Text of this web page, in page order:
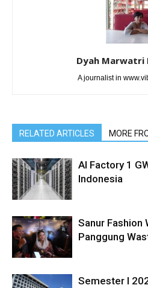
Dyah Marwatri
A journalist in
RELATED ARTICLES MORE
AI Factory 1
Indonesia
Sanur Fashion
Panggung
Semester I